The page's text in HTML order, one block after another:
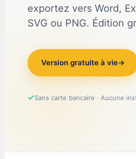
exportez vers Word,
SVG ou PNG. Édition
Version gratuite à vie→
Sans carte bancaire · Aucune